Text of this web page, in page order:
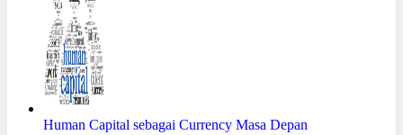
Human Capital sebagai Currency Masa Depan